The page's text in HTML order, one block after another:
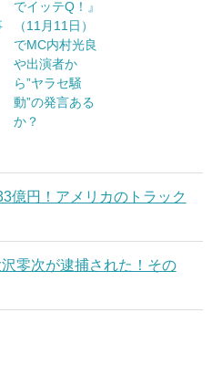
でイッテQ！』
（11月11日）
でMC内村光良
や出演者か
ら”ヤラセ騒
動”の発言ある
か？
億円！アメリカのトラック
零次が逮捕された！その